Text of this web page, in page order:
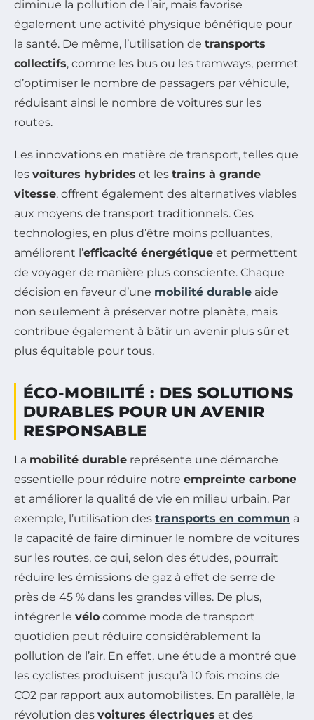
diminue la pollution de l’air, mais favorise
également une activité physique bénéfique pour
la santé. De même, l’utilisation de transports
collectifs, comme les bus ou les tramways, permet
d’optimiser le nombre de passagers par véhicule,
réduisant ainsi le nombre de voitures sur les
routes.
Les innovations en matière de transport, telles que
les voitures hybrides et les trains à grande
vitesse, offrent également des alternatives viables
aux moyens de transport traditionnels. Ces
technologies, en plus d’être moins polluantes,
améliorent l’efficacité énergétique et permettent
de voyager de manière plus consciente. Chaque
décision en faveur d’une mobilité durable aide
non seulement à préserver notre planète, mais
contribue également à bâtir un avenir plus sûr et
plus équitable pour tous.
ÉCO-MOBILITÉ : DES SOLUTIONS
DURABLES POUR UN AVENIR
RESPONSABLE
La mobilité durable représente une démarche
essentielle pour réduire notre empreinte carbone
et améliorer la qualité de vie en milieu urbain. Par
exemple, l’utilisation des transports en commun a
la capacité de faire diminuer le nombre de voitures
sur les routes, ce qui, selon des études, pourrait
réduire les émissions de gaz à effet de serre de
près de 45 % dans les grandes villes. De plus,
intégrer le vélo comme mode de transport
quotidien peut réduire considérablement la
pollution de l’air. En effet, une étude a montré que
les cyclistes produisent jusqu’à 10 fois moins de
CO2 par rapport aux automobilistes. En parallèle, la
révolution des voitures électriques et des